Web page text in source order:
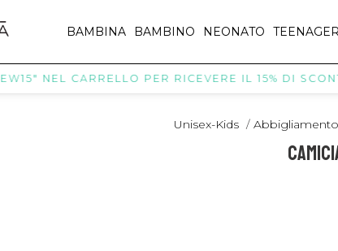
BAMBINA BAMBINO NEONATO TEENAGER
NEL CARRELLO PER RICEVERE IL 15% DI
Unisex-Kids / Abbigliamento